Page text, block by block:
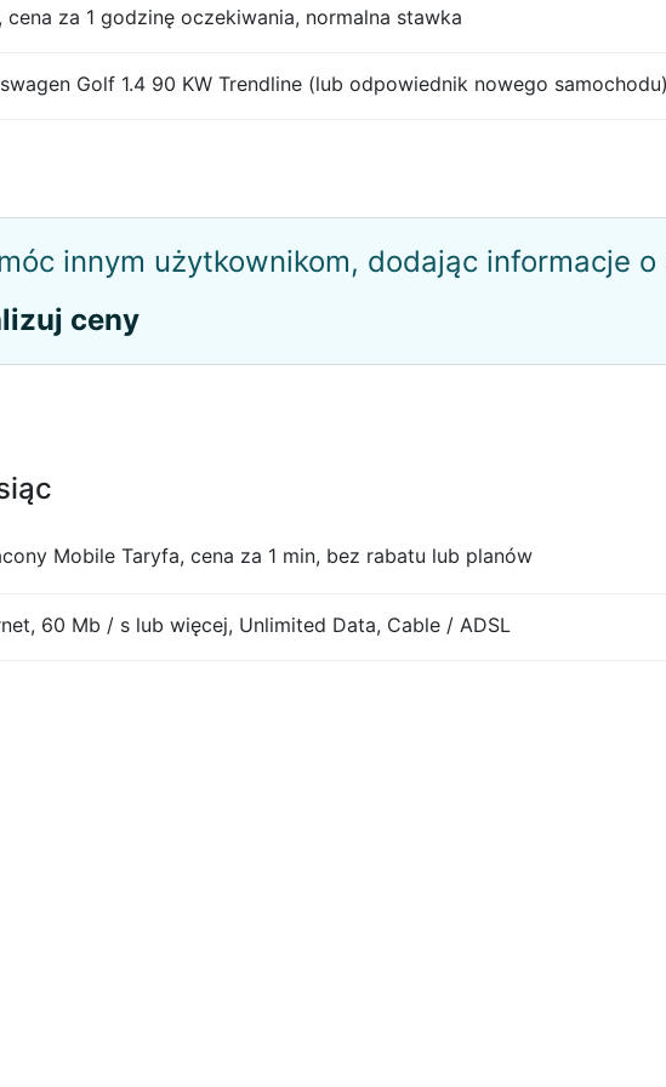
cena za 1 godzinę oczekiwania, normalna stawka
Golf 1.4 90 KW Trendline (lub odpowiednik nowego samochodu)
innym użytkownikom, dodając informacje
ceny
Mobile Taryfa, cena za 1 min, bez rabatu lub planów
60 Mb / s lub więcej, Unlimited Data, Cable / ADSL